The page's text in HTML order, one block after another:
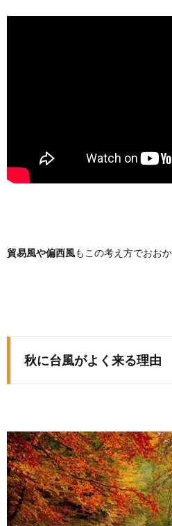
貿易風や偏西風もこの考え方でおお
秋に台風がよく来る理由